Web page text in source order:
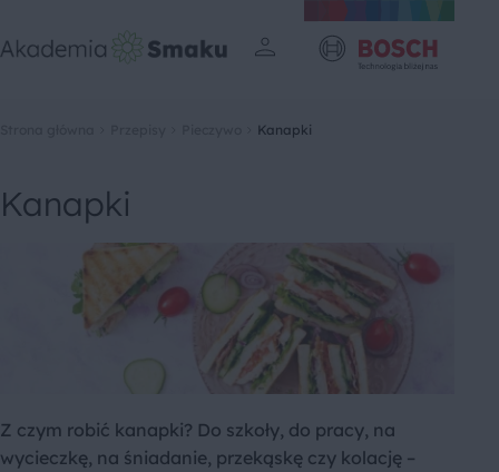
Kanapki
Kanapki
Z czym robić kanapki? Do szkoły, do pracy, na
wycieczkę, na śniadanie, przekąskę czy kolację –